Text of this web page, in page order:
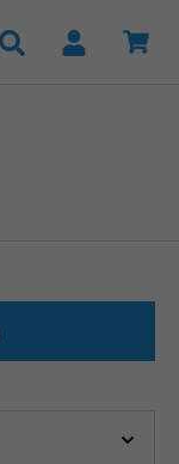
Suche